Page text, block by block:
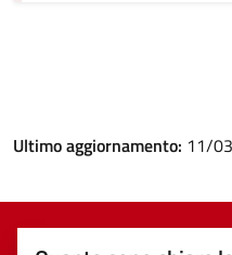
Ultimo aggiornamento: 11/